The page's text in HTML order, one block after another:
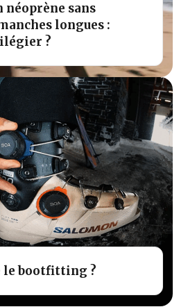
néoprène sans
longues :
?
le bootfitting ?